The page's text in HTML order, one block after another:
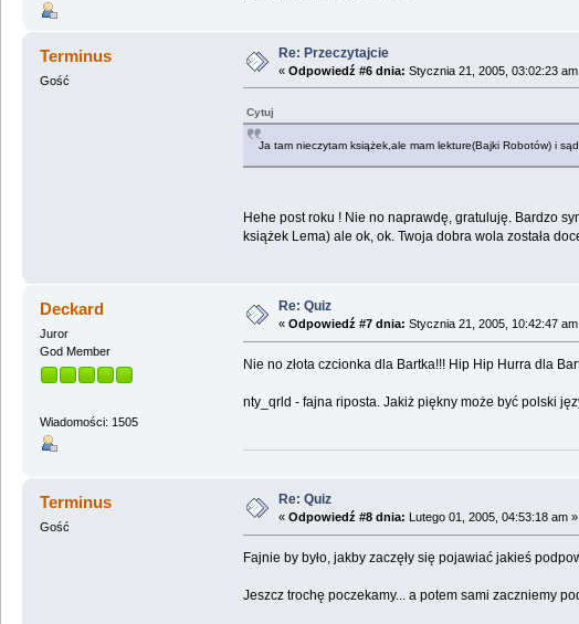
Terminus
Gość
Re: Przeczytajcie
« Odpowiedź #6 dnia: Stycznia 21, 2005, 03:02:23
Cytuj
Ja tam nieczytam książek,ale mam lekture(Bajki Robotów) i
Hehe post roku ! Nie no naprawdę, gratuluję. Bardzo
książek Lema) ale ok, ok. Twoja dobra wola została
Deckard
Juror
God Member
Wiadomości: 1505
Re: Quiz
« Odpowiedź #7 dnia: Stycznia 21, 2005, 10:42:47
Nie no złota czcionka dla Bartka!!! Hip Hip Hurra dla
nty_qrld - fajna riposta. Jakiż piękny może być polski
Terminus
Gość
Re: Quiz
« Odpowiedź #8 dnia: Lutego 01, 2005, 04:53:18 am »
Fajnie by było, jakby zaczęły się pojawiać jakieś
Jeszcz trochę poczekamy... a potem sami zaczniemy